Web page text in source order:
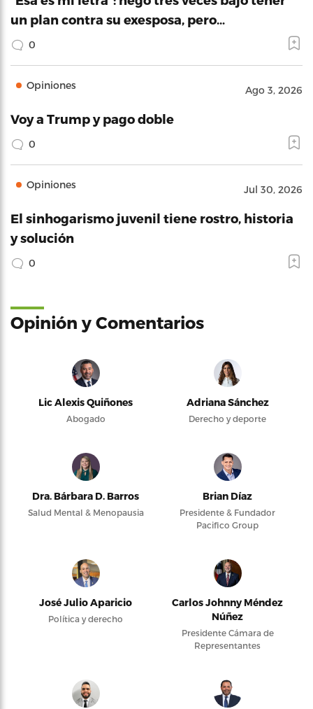
un plan contra su exesposa, pero…
0
Opiniones Ago 3, 2026
Voy a Trump y pago doble
0
Opiniones Jul 30, 2026
El sinhogarismo juvenil tiene rostro, historia
y solución
0
Opinión y Comentarios
Lic Alexis Quiñones
Abogado
Adriana Sánchez
Derecho y deporte
Dra. Bárbara D. Barros
Salud Mental & Menopausia
Brian Díaz
Presidente & Fundador
Pacifico Group
José Julio Aparicio
Política y derecho
Carlos Johnny Méndez
Núñez
Presidente Cámara de
Representantes